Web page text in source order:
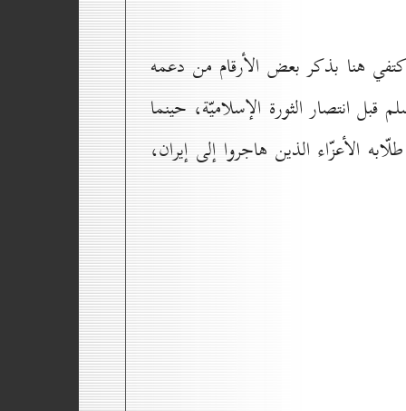
هنا بذكر بعض الأرقام من دعمه
قبل انتصار الثورة الإسلاميّة، حينما
الأعزّاء الذين هاجروا إلى إيران،